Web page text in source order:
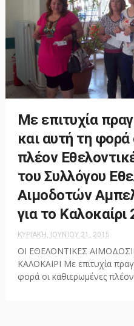
Με επιτυχία
και αυτή τη
πλέον
του Συλλόγου
Αιμοδοτών
για το Καλοκαίρι
ΚΥΡΙΑΚΉ, ΙΟΥΝΊΟΥ 21, 2015
ΟΙ ΕΘΕΛΟΝΤΙΚΕΣ
ΚΑΛΟΚΑΙΡΙ Με επιτυχία
φορά οι καθιερωμένες πλέον